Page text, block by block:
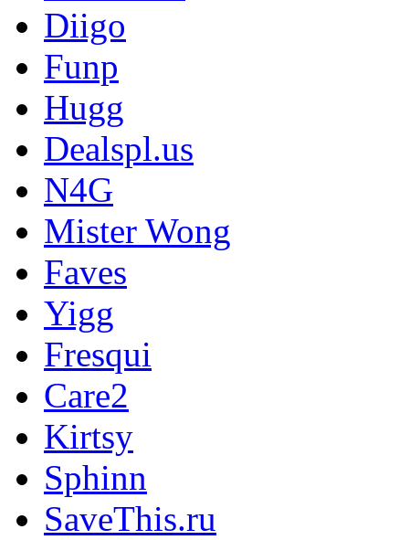
Diigo
Funp
Hugg
Dealspl.us
N4G
Mister Wong
Faves
Yigg
Fresqui
Care2
Kirtsy
Sphinn
SaveThis.ru